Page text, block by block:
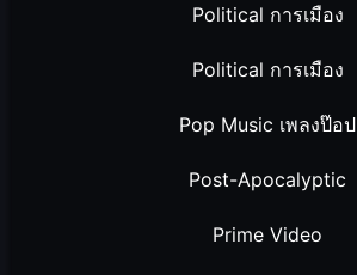
Political การเมือง
Political การเมือง
Pop Music เพลงป๊อป
Post-Apocalyptic
Prime Video